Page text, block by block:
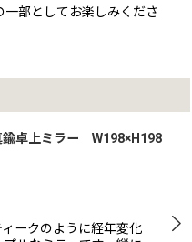
部としてお楽しみくださ
鍮卓上ミラー W198×H198
ークのように経年変化